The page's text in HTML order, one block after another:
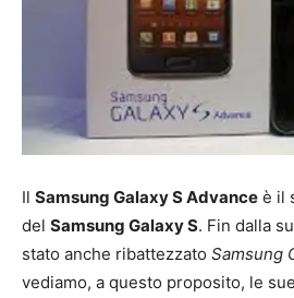
Il Samsung Galaxy S Advance è il
del Samsung Galaxy S. Fin dalla
stato anche ribattezzato Samsung
vediamo, a questo proposito, le